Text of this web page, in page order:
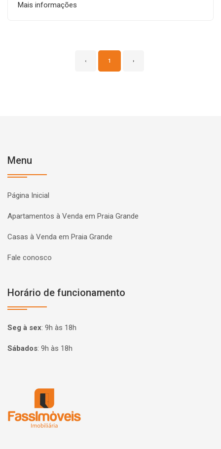
Mais informações
‹ 1 ›
Menu
Página Inicial
Apartamentos à Venda em Praia Grande
Casas à Venda em Praia Grande
Fale conosco
Horário de funcionamento
Seg à sex: 9h às 18h
Sábados: 9h às 18h